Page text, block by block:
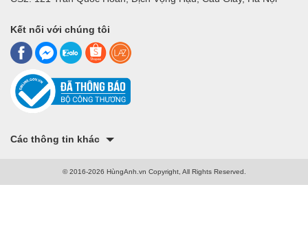
Kết nối với chúng tôi
Các thông tin khác